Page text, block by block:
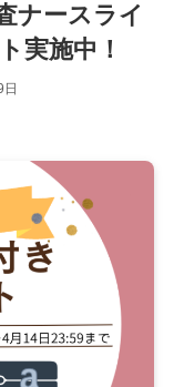
ナースライ
実施中！